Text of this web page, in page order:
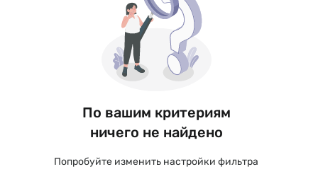
По вашим критериям
ничего не найдено
Попробуйте изменить настройки фильтра